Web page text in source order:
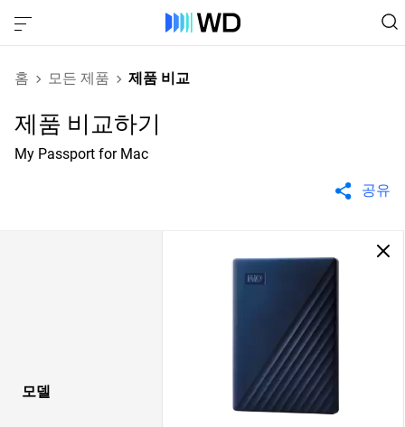
홈 모든 제품 제품 비교
제품 비교하기
My Passport for Mac
공유
모델